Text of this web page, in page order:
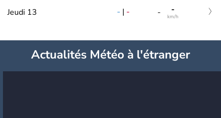
Jeudi 13 - | - - -
km/h
Actualités Météo à l'étranger